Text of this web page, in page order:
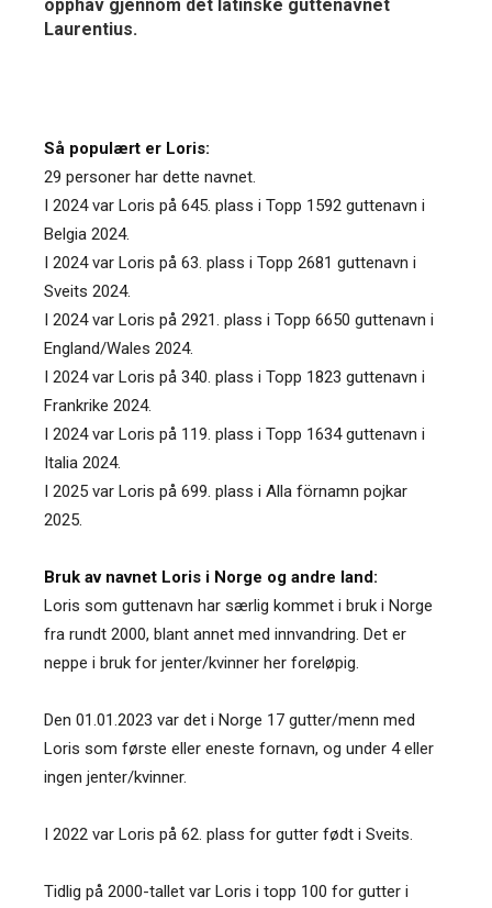
opphav gjennom det latinske guttenavnet
Laurentius.
Så populært er Loris:
29 personer har dette navnet.
I 2024 var Loris på 645. plass i Topp 1592 guttenavn i
Belgia 2024.
I 2024 var Loris på 63. plass i Topp 2681 guttenavn i
Sveits 2024.
I 2024 var Loris på 2921. plass i Topp 6650 guttenavn i
England/Wales 2024.
I 2024 var Loris på 340. plass i Topp 1823 guttenavn i
Frankrike 2024.
I 2024 var Loris på 119. plass i Topp 1634 guttenavn i
Italia 2024.
I 2025 var Loris på 699. plass i Alla förnamn pojkar
2025.
Bruk av navnet Loris i Norge og andre land:
Loris som guttenavn har særlig kommet i bruk i Norge
fra rundt 2000, blant annet med innvandring. Det er
neppe i bruk for jenter/kvinner her foreløpig.
Den 01.01.2023 var det i Norge 17 gutter/menn med
Loris som første eller eneste fornavn, og under 4 eller
ingen jenter/kvinner.
I 2022 var Loris på 62. plass for gutter født i Sveits.
Tidlig på 2000-tallet var Loris i topp 100 for gutter i